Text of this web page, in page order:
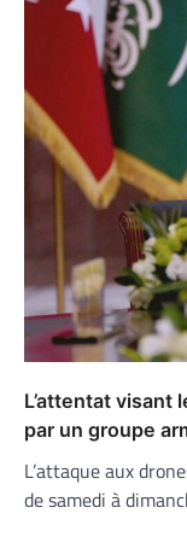
L’attentat visant
par un groupe
L’attaque aux
de samedi à